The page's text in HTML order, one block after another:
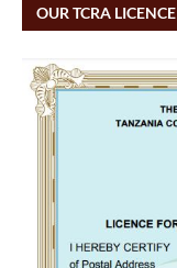
OUR TCRA LICENCE